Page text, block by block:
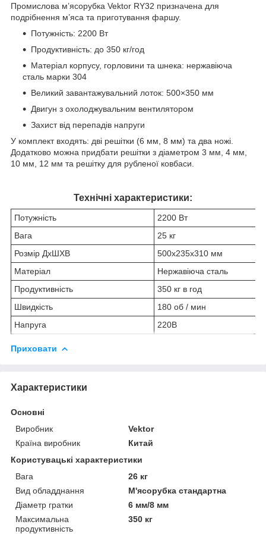
Промислова м’ясорубка Vektor RY32 призначена для
подрібнення м’яса та приготування фаршу.
Потужність: 2200 Вт
Продуктивність: до 350 кг/год
Матеріал корпусу, горловини та шнека: нержавіюча
сталь марки 304
Великий завантажувальний лоток: 500×350 мм
Двигун з охолоджувальним вентилятором
Захист від перепадів напруги
У комплект входять: дві решітки (6 мм, 8 мм) та два ножі.
Додатково можна придбати решітки з діаметром 3 мм, 4 мм,
10 мм, 12 мм та решітку для рубленої ковбаси.
Технічні характеристики:
Потужність
2200 Вт
Вага
25 кг
Розмір ДхШХВ
500х235х310 мм
Матеріал
Нержавіюча сталь
Продуктивність
350 кг в год
Швидкість
180 об / мин
Напруга
220В
Приховати
Характеристики
Основні
Виробник
Vektor
Країна виробник
Китай
Користувацькі характеристики
Вага
26 кг
Вид обладднання
М'ясорубка стандартна
Діаметр гратки
6 мм/8 мм
Максимальна
продуктивність
350 кг